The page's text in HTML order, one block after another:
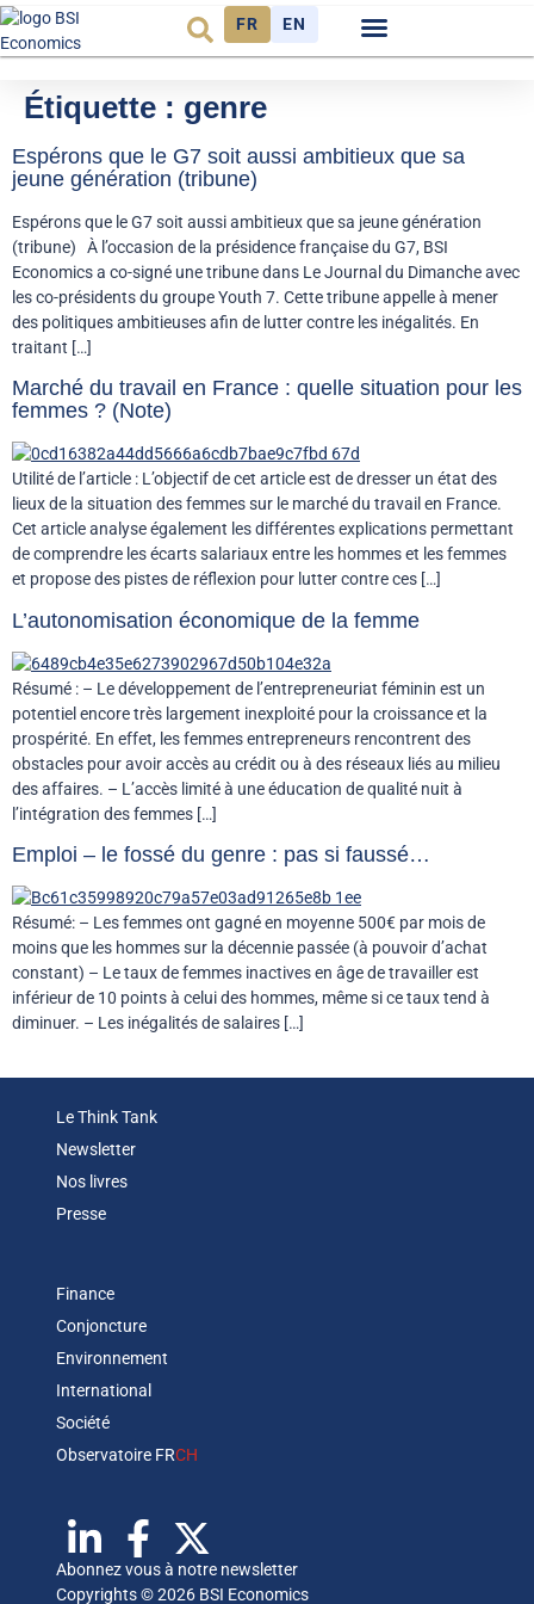
FR EN
Étiquette : genre
Espérons que le G7 soit aussi ambitieux que sa
jeune génération (tribune)
Espérons que le G7 soit aussi ambitieux que sa jeune génération
(tribune) À l’occasion de la présidence française du G7, BSI
Economics a co-signé une tribune dans Le Journal du Dimanche avec
les co-présidents du groupe Youth 7. Cette tribune appelle à mener
des politiques ambitieuses afin de lutter contre les inégalités. En
traitant […]
Marché du travail en France : quelle situation pour les
femmes ? (Note)
Utilité de l’article : L’objectif de cet article est de dresser un état des
lieux de la situation des femmes sur le marché du travail en France.
Cet article analyse également les différentes explications permettant
de comprendre les écarts salariaux entre les hommes et les femmes
et propose des pistes de réflexion pour lutter contre ces […]
L’autonomisation économique de la femme
Résumé : – Le développement de l’entrepreneuriat féminin est un
potentiel encore très largement inexploité pour la croissance et la
prospérité. En effet, les femmes entrepreneurs rencontrent des
obstacles pour avoir accès au crédit ou à des réseaux liés au milieu
des affaires. – L’accès limité à une éducation de qualité nuit à
l’intégration des femmes […]
Emploi – le fossé du genre : pas si faussé…
Résumé: – Les femmes ont gagné en moyenne 500€ par mois de
moins que les hommes sur la décennie passée (à pouvoir d’achat
constant) – Le taux de femmes inactives en âge de travailler est
inférieur de 10 points à celui des hommes, même si ce taux tend à
diminuer. – Les inégalités de salaires […]
Le Think Tank
Newsletter
Nos livres
Presse
Finance
Conjoncture
Environnement
International
Société
Observatoire FRCH
Abonnez vous à notre newsletter
Copyrights © 2026 BSI Economics